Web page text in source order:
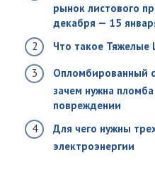
рынок листового
декабря — 15
Что такое
Опломбированный
зачем нужна
повреждении
Для чего нужны
электроэнергии